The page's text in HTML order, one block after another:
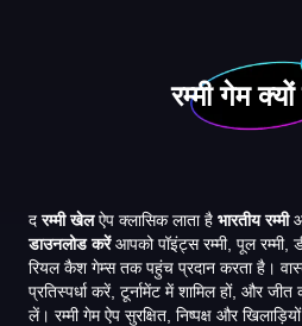
रम्मी गेम
दरम्मी खेलऐप क्लासिक लाता है भारतीय रम्मी
डाउनलोड करेंआपको पॉइंट्स रम्मी, पूल रम्मी,
रियल कैश गेम्स तक पहुंच प्रदान करता है।
प्रतिस्पर्धा करें, टूर्नामेंट में शामिल हों, और
लें। रम्मी गेम ऐप सुरक्षित, निष्पक्ष और